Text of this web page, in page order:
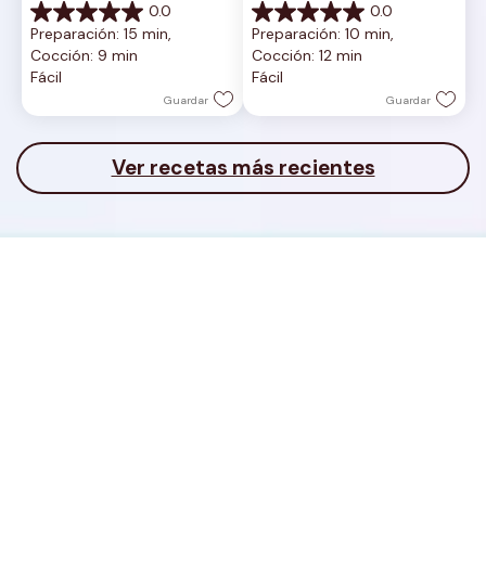
0.0
0.0
de
5
estrellas.
Preparación: 15 min,
Cocción: 9 min
Fácil
Guardar
0.0
0.0
de
5
estrellas.
Preparación: 10 min,
Cocción: 12 min
Fácil
Guardar
Ver recetas más recientes